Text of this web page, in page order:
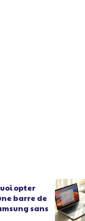
opter
barre de
sans